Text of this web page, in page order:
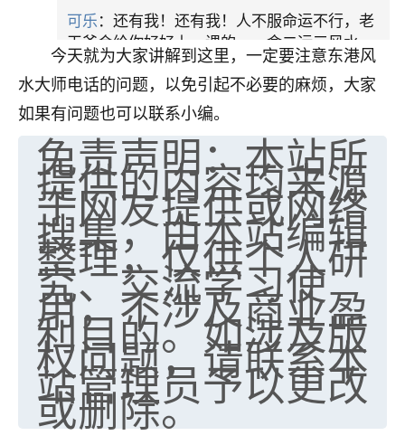
说你们看吧。说。
今天就为大家讲解到这里，一定要注意东港风
水大师电话的问题，以免引起不必要的麻烦，大家
如果有问题也可以联系小编。
免责声明：本站所
提供的内容均来源
于网友提供或网络
搜集，由本站编辑
整理，仅供个人研
究、交流学习使
用，不涉及商业盈
利目的。如涉及版
权问题，请联系本
站管理员予以更改
或删除。
可乐：还有我！还有我！人不服命运不行，老
天爷会给你好好上一课的。一命二运三风水，
哪样不服都不行！
平安是福：我也是每年找老师化太岁，看年
卦，认识老师3年了，都是缘分啊！
17分钟前 来自湖北 19
心若莲花
我是做餐饮的，这两年，生意屡屡受挫，店开一家关
一家，要么生意不好，生意好的就出事。前些年攒的
家底快败光了，真是倒霉！我也想找人看看到底怎么
回事？
鹿森：你可以找老师看看，人有时不服命不行
啊！
太阳当空赵：我也做餐饮的，生意不算大，但
是我从找店开始都是找慧来老师跟进的，选
址、风水、还有开业日子，哪哪都看了，虽然
大环境不好，但是我家生意还可以，前几天又